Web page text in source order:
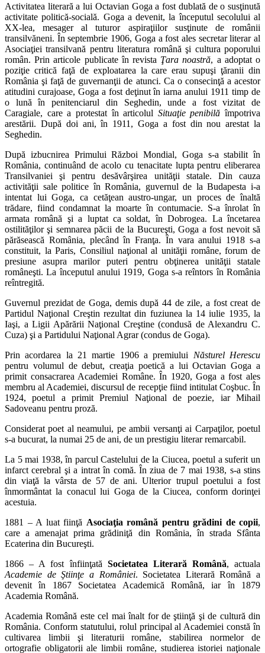
Activitatea literară a lui Octavian Goga a fost dublată de o susţinută
activitate politică-socială. Goga a devenit, la începutul secolului al
XX-lea, mesager al tuturor aspiraţiilor susţinute de românii
transilvăneni. În septembrie 1906, Goga a fost ales secretar literar al
Asociaţiei transilvană pentru literatura română şi cultura poporului
român. Prin articole publicate în revista Ţara noastră, a adoptat o
poziţie critică faţă de exploatarea la care erau supuşi ţăranii din
România şi faţă de guvernanţii de atunci. Ca o consecinţă a acestor
atitudini curajoase, Goga a fost deţinut în iarna anului 1911 timp de
o lună în penitenciarul din Seghedin, unde a fost vizitat de
Caragiale, care a protestat în articolul Situaţie penibilăîmpotriva
arestării. După doi ani, în 1911, Goga a fost din nou arestat la
Seghedin.
După izbucnirea Primului Război Mondial, Goga s-a stabilit în
România, continuând de acolo cu tenacitate lupta pentru eliberarea
Transilvaniei şi pentru desăvârşirea unităţii statale. Din cauza
activităţii sale politice în România, guvernul de la Budapesta i-a
intentat lui Goga, ca cetăţean austro-ungar, un proces de înaltă
trădare, fiind condamnat la moarte în contumacie. S-a înrolat în
armata română şi a luptat ca soldat, în Dobrogea. La încetarea
ostilităţilor şi semnarea păcii de la Bucureşti, Goga a fost nevoit să
părăsească România, plecând în Franţa. În vara anului 1918 s-a
constituit, la Paris, Consiliul naţional al unităţii române, forum de
presiune asupra marilor puteri pentru obţinerea unităţii statale
româneşti. La începutul anului 1919, Goga s-a reîntors în România
reîntregită.
Guvernul prezidat de Goga, demis după 44 de zile, a fost creat de
Partidul Naţional Creştin rezultat din fuziunea la 14 iulie 1935, la
Iaşi, a Ligii Apărării Naţional Creştine (condusă de Alexandru C.
Cuza) şi a Partidului Naţional Agrar (condus de Goga).
Prin acordarea la 21 martie 1906 a premiului Năsturel Herescu
pentru volumul de debut, creaţia poetică a lui Octavian Goga a
primit consacrarea Academiei Române. În 1920, Goga a fost ales
membru al Academiei, discursul de recepţie fiind intitulat Coşbuc. În
1924, poetul a primit Premiul Naţional de poezie, iar Mihail
Sadoveanu pentru proză.
Considerat poet al neamului, pe ambii versanţi ai Carpaţilor, poetul
s-a bucurat, la numai 25 de ani, de un prestigiu literar remarcabil.
La 5 mai 1938, în parcul Castelului de la Ciucea, poetul a suferit un
infarct cerebral şi a intrat în comă. În ziua de 7 mai 1938, s-a stins
din viaţă la vârsta de 57 de ani. Ulterior trupul poetului a fost
înmormântat la conacul lui Goga de la Ciucea, conform dorinţei
acestuia.
1881 – A luat fiinţă Asociaţia română pentru grădini de copii,
care a amenajat prima grădiniţă din România, în strada Sfânta
Ecaterina din Bucureşti.
1866 – A fost înfiinţată Societatea Literară Română, actuala
Academie de Ştiinţe a României. Societatea Literară Română a
devenit în 1867 Societatea Academică Română, iar în 1879
Academia Română.
Academia Română este cel mai înalt for de ştiinţă şi de cultură din
România. Conform statutului, rolul principal al Academiei constă în
cultivarea limbii şi literaturii române, stabilirea normelor de
ortografie obligatorii ale limbii române, studierea istoriei naţionale